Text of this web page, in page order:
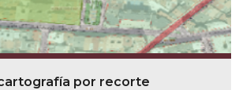
por recorte